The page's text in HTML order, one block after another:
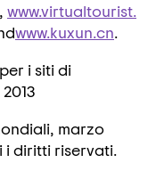
, www.virtualtourist.
www.kuxun.cn.
i siti di
marzo
i diritti riservati.